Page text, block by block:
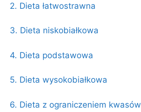
2. Dieta łatwostrawna
3. Dieta niskobiałkowa
4. Dieta podstawowa
5. Dieta wysokobiałkowa
6. Dieta z ograniczeniem